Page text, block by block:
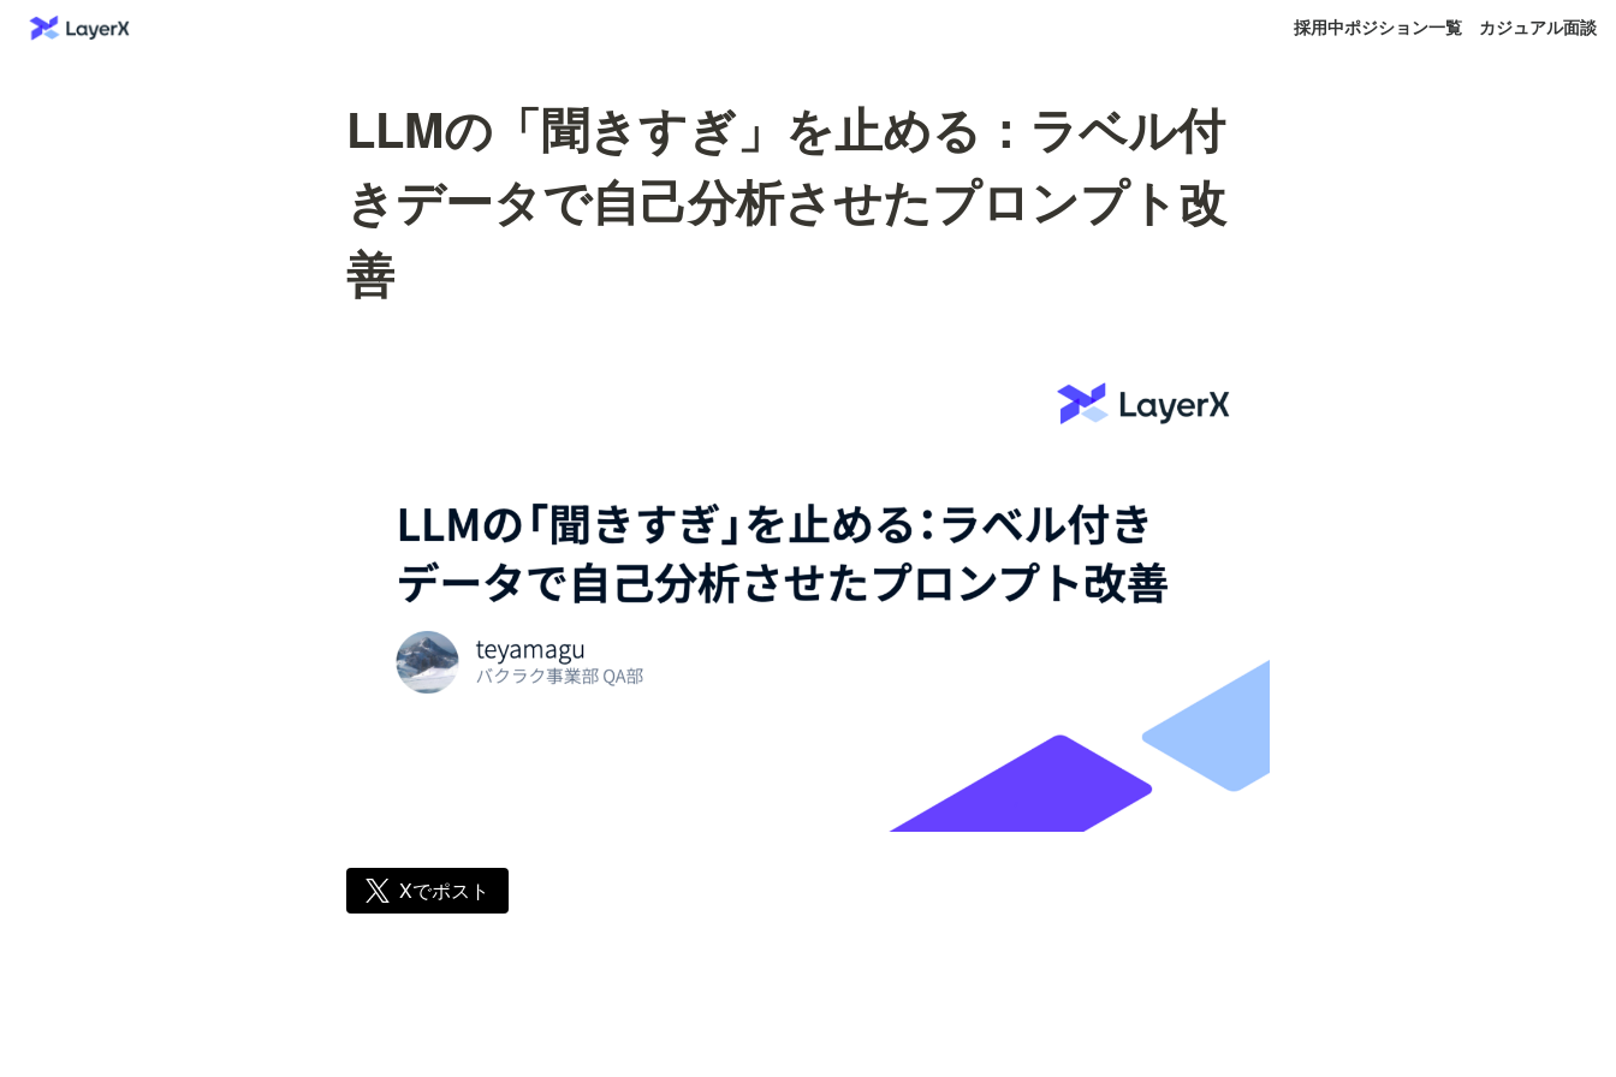
採用中ポジション一覧 カジュアル面談
LLMの「聞きすぎ」を止める：ラベル付
きデータで自己分析させたプロンプト改
善
Xでポスト